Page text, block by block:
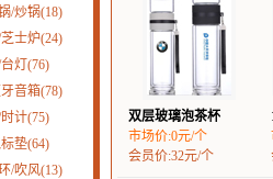
/炒锅(18)
士炉(24)
灯(76)
音箱(78)
计(75)
垫(64)
/吹风(13)
双层玻璃泡茶杯
市场价:0元/个
会员价:32元/个